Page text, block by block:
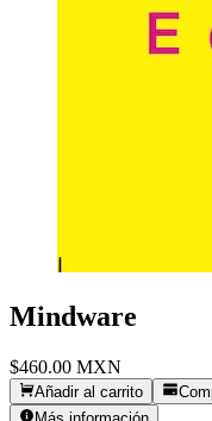
Mindware
$460.00 MXN
Añadir al carrito